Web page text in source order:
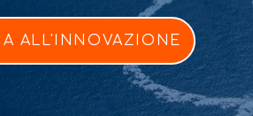
ALL'INNOVAZIONE